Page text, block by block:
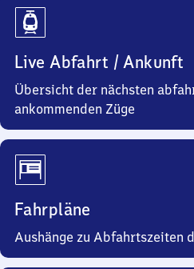
Live Abfahrt / Ankunft
Übersicht der nächsten
ankommenden Züge
Fahrpläne
Aushänge zu Abfahrtszeiten